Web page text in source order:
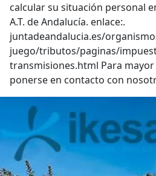
calcular su situación personal
A.T. de Andalucía. enlace:.
juntadeandalucia.es/
juego/tributos/paginas/
transmisiones.html Para
ponerse en contacto con